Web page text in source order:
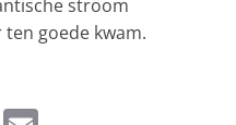
stroom
goede kwam.